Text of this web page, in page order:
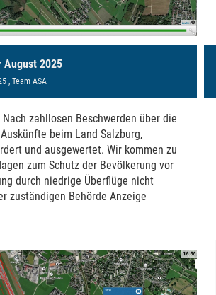
August 2025
, Team ASA
zahllosen Beschwerden über die
beim Land Salzburg,
und ausgewertet. Wir kommen zu
zum Schutz der Bevölkerung vor
durch niedrige Überflüge nicht
zuständigen Behörde Anzeige